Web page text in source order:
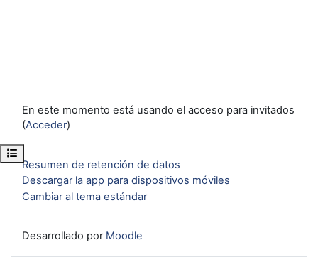
Abrir índice del curso
En este momento está usando el acceso para invitados
(Acceder)
Resumen de retención de datos
Descargar la app para dispositivos móviles
Cambiar al tema estándar
Desarrollado por Moodle